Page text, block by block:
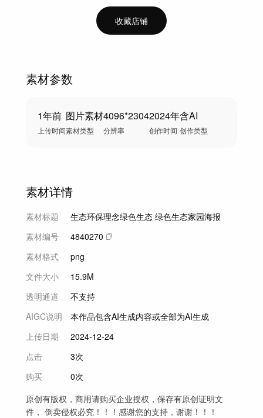
收藏店铺
素材参数
1年前
上传时间
图片素材
素材类型
4096*2304
分辨率
2024年
创作时间
含AI
创作类型
素材详情
素材标题
生态环保理念绿色生态 绿色生态家园海报
素材编号
4840270
素材格式
png
文件大小
15.9M
透明通道
不支持
AIGC说明
本作品包含AI生成内容或全部为AI生成
上传日期
2024-12-24
点击
3次
购买
0次
原创有版权，商用请购买企业授权，保存有原创证明文
件， 倒卖侵权必究！！！感谢您的支持，谢谢！！！